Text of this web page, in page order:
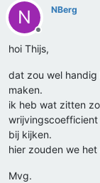
N
Offline
NBerg
hoi Thijs,
dat zou wel
maken.
ik heb wat zitten
bij kijken.
hier zouden we
Mvg.